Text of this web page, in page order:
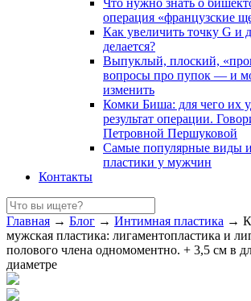
Что нужно знать о
операция «французские
Как увеличить точку G и
делается?
Выпуклый, плоский,
вопросы про пупок — и
изменить
Комки Биша: для чего их
результат операции.
Петровной Першуковой
Самые популярные виды
пластики у мужчин
Контакты
Главная → Блог → Интимная пластика →
мужская пластика: лигаментопластика и
полового члена одномоментно. + 3,5 см в
диаметре